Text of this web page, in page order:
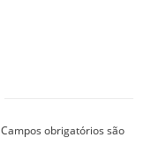
Campos obrigatórios são